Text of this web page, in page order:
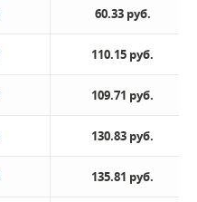
60.33 руб.
110.15 руб.
109.71 руб.
130.83 руб.
135.81 руб.